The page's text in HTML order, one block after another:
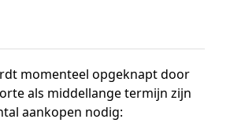
momenteel opgeknapt door
als middellange termijn zijn
aankopen nodig: